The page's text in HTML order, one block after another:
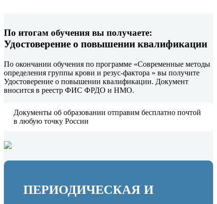
По итогам обучения вы получаете:
Удостоверение о повышении квалификации
По окончании обучения по программе «Современные методы
определения группы крови и резус-фактора » вы получите
Удостоверение о повышении квалификации. Документ
вносится в реестр ФИС ФРДО и НМО.
Документы об образовании отправим бесплатно почтой
в любую точку России
ПЕРИОДИЧЕСКАЯ И